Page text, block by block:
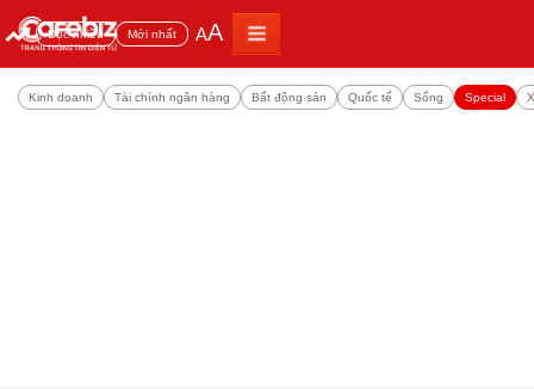
Đọc nhiều Mới nhất AA
Kinh doanh Tài chính ngân hàng Bất động sản Quốc tế Sống Special